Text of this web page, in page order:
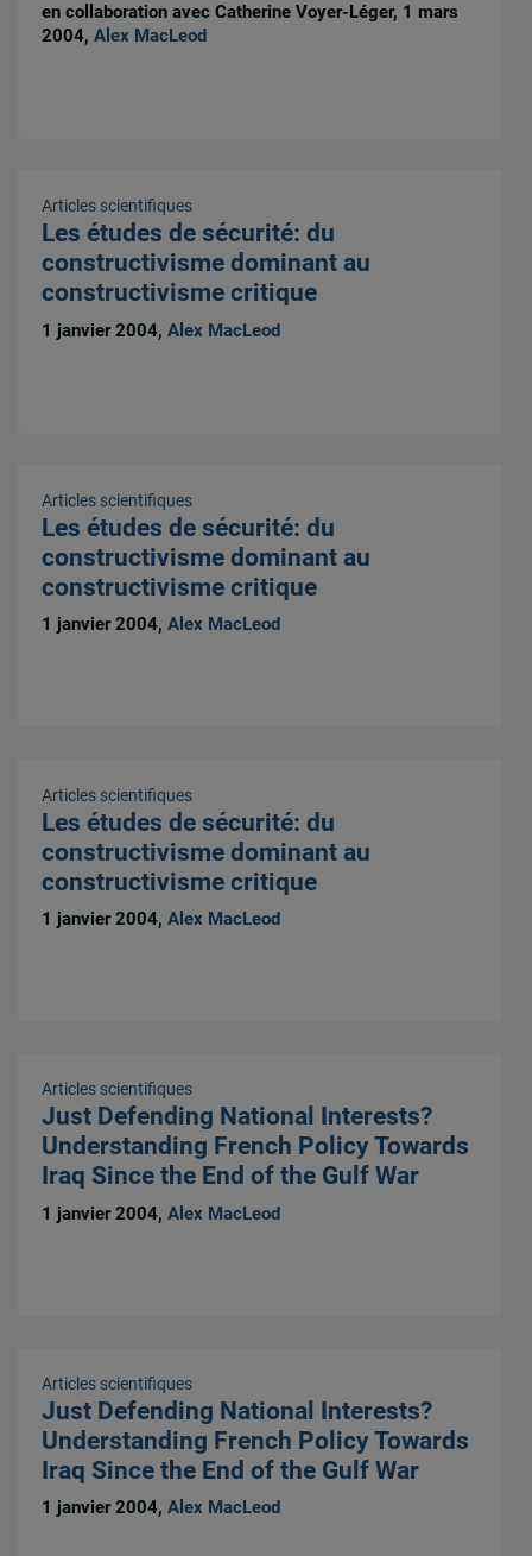
en collaboration avec Catherine Voyer-Léger, 1 mars
2004,Alex MacLeod
Articles scientifiques
Les études de sécurité: du
constructivisme dominant au
constructivisme critique
1 janvier 2004,Alex MacLeod
Articles scientifiques
Les études de sécurité: du
constructivisme dominant au
constructivisme critique
1 janvier 2004,Alex MacLeod
Articles scientifiques
Les études de sécurité: du
constructivisme dominant au
constructivisme critique
1 janvier 2004,Alex MacLeod
Articles scientifiques
Just Defending National Interests?
Understanding French Policy Towards
Iraq Since the End of the Gulf War
1 janvier 2004,Alex MacLeod
Articles scientifiques
Just Defending National Interests?
Understanding French Policy Towards
Iraq Since the End of the Gulf War
1 janvier 2004,Alex MacLeod